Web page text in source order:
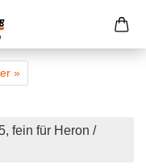
»
fein für Heron /